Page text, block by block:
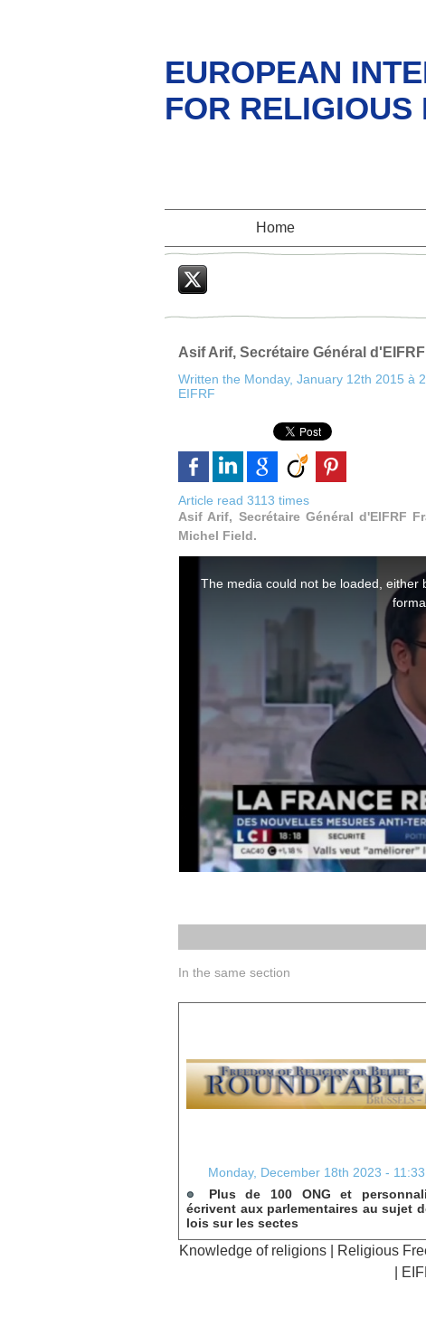
EUROPEAN
FOR RELIGIOUS
Home
Asif Arif, Secrétaire Général
Written the Monday, January 12th 2015 à
EIFRF
Article read 3113 times
Asif Arif, Secrétaire Général d'EIFRF
Michel Field.
In the same section
Monday, December 18th 2023 - 11:33
Plus de 100 ONG et
écrivent aux parlementaires au sujet
lois sur les sectes
Knowledge of religions Religious